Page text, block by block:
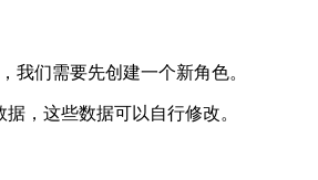
我们需要先创建一个新角色。
，这些数据可以自行修改。